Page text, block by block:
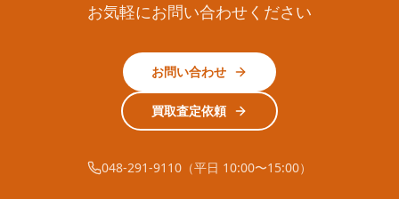
お気軽にお問い合わせください
お問い合わせ
買取査定依頼
048-291-9110（平日 10:00〜15:00）